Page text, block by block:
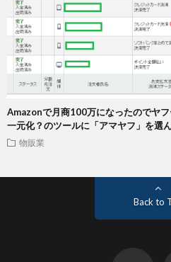
Amazonで月商100万になったのでヤ
一元化？のツールに「アマヤフ」を選
物販業
Back to